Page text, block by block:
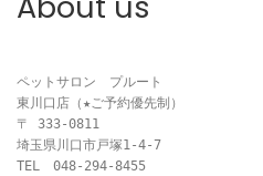
ペットサロン　プルート
東川口店（★ご予約優先制）
〒 333-0811
埼玉県川口市戸塚1-4-7
TEL　048-294-8455